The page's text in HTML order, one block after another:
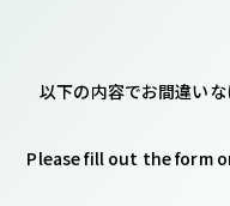
以下の内容でお間違い
Please fill out the form